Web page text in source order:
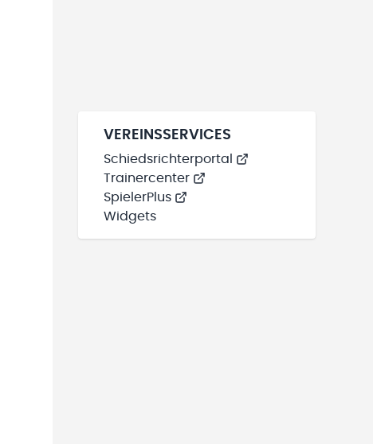
VEREINSSERVICES
Schiedsrichterportal
Trainercenter
SpielerPlus
Widgets